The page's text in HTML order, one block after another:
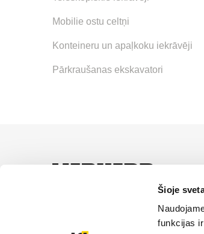
Šioje
funkcijas
Mobilie ostu celtņi
Konteineru un apaļkoku iekrāvēji
Pārkraušanas ekskavatori